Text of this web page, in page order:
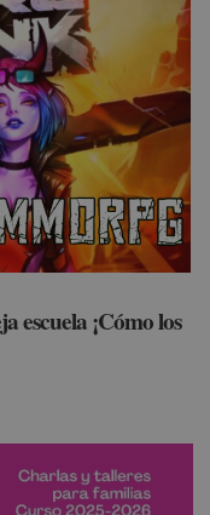
escuela ¡Cómo los